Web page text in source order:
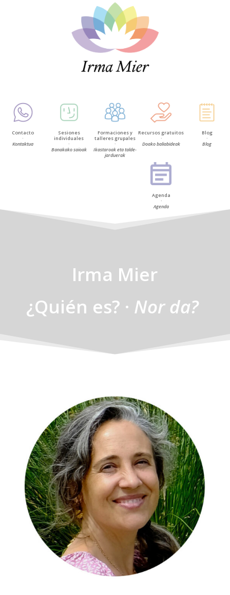
Contacto
·
Kontaktua
Sesiones
individuales
·
Banakako saioak
Formaciones y
talleres grupales
·
Ikastaroak eta talde-
jarduerak
Recursos gratuitos
·
Doako baliabideak
Blog
·
Blog
Agenda
·
Agenda
Irma Mier
¿Quién es? · Nor da?